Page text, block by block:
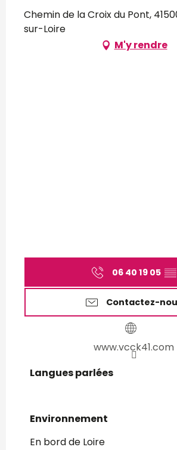
Chemin de la Croix du Pont,
sur-Loire
M'y rendre
06 40 19 05 ▒▒
Contactez-
www.vcck41.com
Langues parlées
Langues parlées
Environnement
Environnement
En bord de Loire